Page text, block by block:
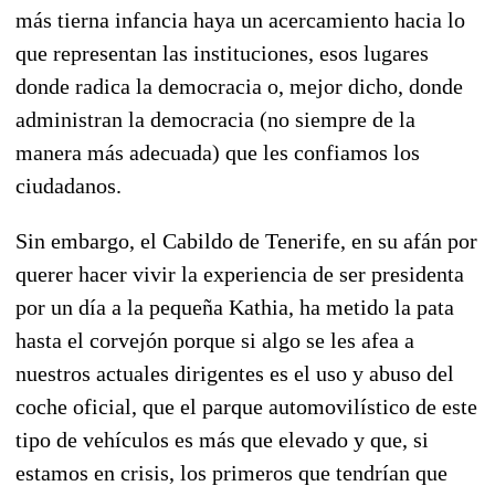
más tierna infancia haya un acercamiento hacia lo
que representan las instituciones, esos lugares
donde radica la democracia o, mejor dicho, donde
administran la democracia (no siempre de la
manera más adecuada) que les confiamos los
ciudadanos.
Sin embargo, el Cabildo de Tenerife, en su afán por
querer hacer vivir la experiencia de ser presidenta
por un día a la pequeña Kathia, ha metido la pata
hasta el corvejón porque si algo se les afea a
nuestros actuales dirigentes es el uso y abuso del
coche oficial, que el parque automovilístico de este
tipo de vehículos es más que elevado y que, si
estamos en crisis, los primeros que tendrían que